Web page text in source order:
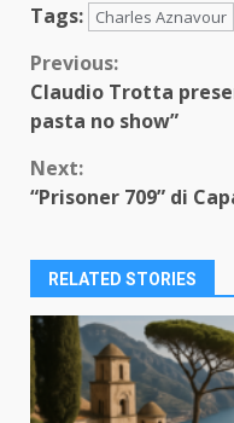
Tags:
Charles Aznavour
Continue
Reading
Previous:
Claudio Trotta
pasta no show”
Next:
“Prisoner 709” di
RELATED STORIES